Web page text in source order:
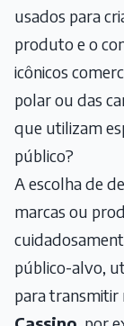
usados para
produto e o
icônicos
polar ou das
que utilizam
público?
A escolha de
marcas ou
público-alvo,
para transmitir